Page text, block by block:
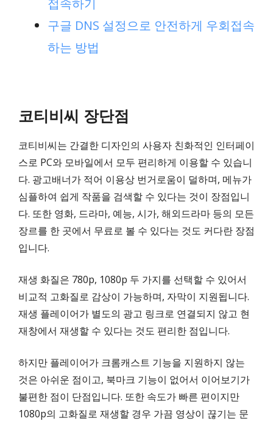
구글 DNS 설정으로 안전하게 우회접속
하는 방법
코티비씨 장단점
코티비씨는 간결한 디자인의 사용자 친화적인 인터페이
스로 PC와 모바일에서 모두 편리하게 이용할 수 있습니
다. 광고배너가 적어 이용상 번거로움이 덜하며, 메뉴가
심플하여 쉽게 작품을 검색할 수 있다는 것이 장점입니
다. 또한 영화, 드라마, 예능, 시가, 해외드라마 등의 모든
장르를 한 곳에서 무료로 볼 수 있다는 것도 커다란 장점
입니다.
재생 화질은 780p, 1080p 두 가지를 선택할 수 있어서
비교적 고화질로 감상이 가능하며, 자막이 지원됩니다.
재생 플레이어가 별도의 광고 링크로 연결되지 않고 현
재창에서 재생할 수 있다는 것도 편리한 점입니다.
하지만 플레이어가 크롬캐스트 기능을 지원하지 않는
것은 아쉬운 점이고, 북마크 기능이 없어서 이어보기가
불편한 점이 단점입니다. 또한 속도가 빠른 편이지만
1080p의 고화질로 재생할 경우 가끔 영상이 끊기는 문